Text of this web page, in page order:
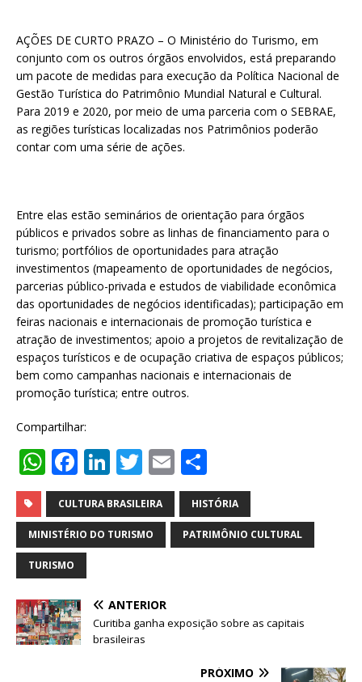
AÇÕES DE CURTO PRAZO – O Ministério do Turismo, em
conjunto com os outros órgãos envolvidos, está preparando
um pacote de medidas para execução da Política Nacional de
Gestão Turística do Patrimônio Mundial Natural e Cultural.
Para 2019 e 2020, por meio de uma parceria com o SEBRAE,
as regiões turísticas localizadas nos Patrimônios poderão
contar com uma série de ações.
Entre elas estão seminários de orientação para órgãos
públicos e privados sobre as linhas de financiamento para o
turismo; portfólios de oportunidades para atração
investimentos (mapeamento de oportunidades de negócios,
parcerias público-privada e estudos de viabilidade econômica
das oportunidades de negócios identificadas); participação em
feiras nacionais e internacionais de promoção turística e
atração de investimentos; apoio a projetos de revitalização de
espaços turísticos e de ocupação criativa de espaços públicos;
bem como campanhas nacionais e internacionais de
promoção turística; entre outros.
Compartilhar:
W
h
at
s
A
p
p
F
a
c
e
o
o
k
Li
n
k
e
T
w
it
te
E
m
ai
l
h
ar
e
CULTURA BRASILEIRA HISTÓRIA
MINISTÉRIO DO TURISMO PATRIMÔNIO CULTURAL
TURISMO
ANTERIOR
Curitiba ganha exposição sobre as capitais
brasileiras
PRÓXIMO